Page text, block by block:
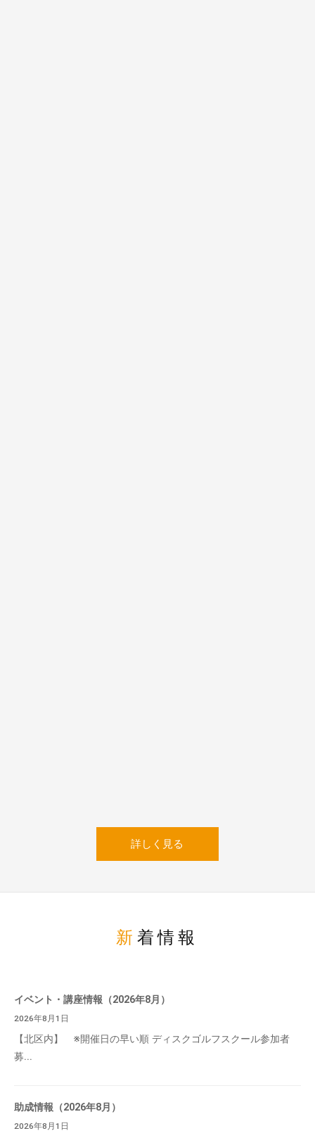
詳しく見る
新着情報
イベント・講座情報（2026年8月）
2026年8月1日
【北区内】 ※開催日の早い順 ディスクゴルフスクール参加者
募...
助成情報（2026年8月）
2026年8月1日